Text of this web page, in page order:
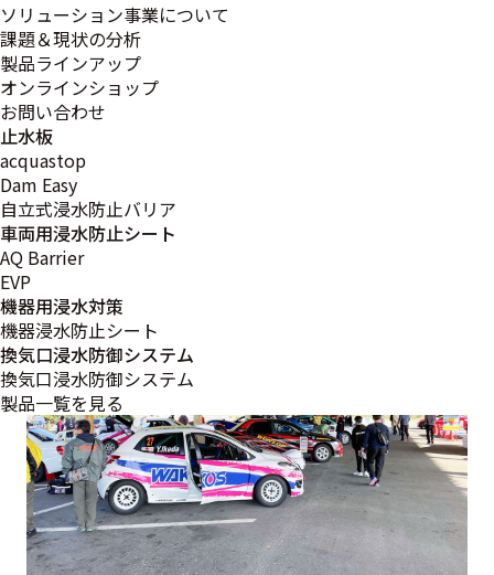
ソリューション事業について
課題＆現状の分析
製品ラインアップ
オンラインショップ
お問い合わせ
止水板
acquastop
Dam Easy
自立式浸水防止バリア
車両用浸水防止シート
AQ Barrier
EVP
機器用浸水対策
機器浸水防止シート
換気口浸水防御システム
換気口浸水防御システム
製品一覧を見る